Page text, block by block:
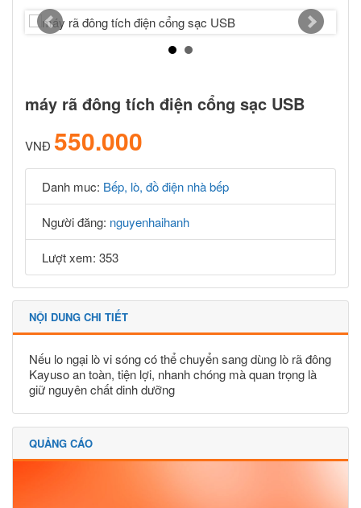
máy rã đông tích điện cổng sạc USB
VNĐ 550.000
Danh muc: Bếp, lò, đồ điện nhà bếp
Người đăng: nguyenhaihanh
Lượt xem: 353
NỘI DUNG CHI TIẾT
Nếu lo ngại lò vi sóng có thể chuyển sang dùng lò rã đông
Kayuso an toàn, tiện lợi, nhanh chóng mà quan trọng là
giữ nguyên chất dinh dưỡng
QUẢNG CÁO